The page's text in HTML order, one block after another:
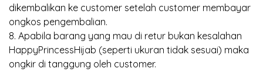
dikembalikan ke customer setelah customer membayar
ongkos pengembalian.
8. Apabila barang yang mau di retur bukan kesalahan
HappyPrincessHijab (seperti ukuran tidak sesuai) maka
ongkir di tanggung oleh customer.